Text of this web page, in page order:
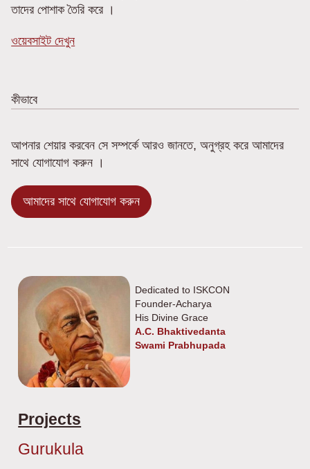
তাদের পোশাক তৈরি করে ।
ওয়েবসাইট দেখুন
কীভাবে
আপনার শেয়ার করবেন সে সম্পর্কে আরও জানতে, অনুগ্রহ করে আমাদের
সাথে যোগাযোগ করুন ।
আমাদের সাথে যোগাযোগ করুন
Dedicated to ISKCON
Founder-Acharya
His Divine Grace
A.C. Bhaktivedanta
Swami Prabhupada
Projects
Gurukula